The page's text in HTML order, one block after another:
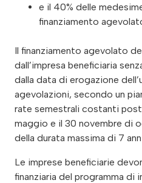
e il 40% delle
finanziamento
Il finanziamento agevolato
dall’impresa beneficiaria
dalla data di erogazione
agevolazioni, secondo un
rate semestrali costanti
maggio e il 30 novembre di
della durata massima di 7
Le imprese beneficiarie
finanziaria del programma di